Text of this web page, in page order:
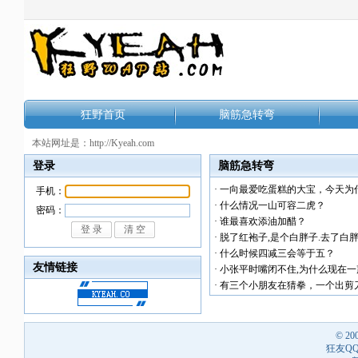
狂野首页 脑筋急转弯
本站网址是：http://Kyeah.com
脑筋急转弯
· 一向最爱吃蛋糕的大宝，今天为
· 什么情况一山可容二虎？
· 谁最喜欢添油加醋？
· 脱了红袍子,是个白胖子.去了白
· 什么时候四减三会等于五？
· 小张平时嘴闭不住,为什么现在
· 有三个小朋友在猜拳，一个出
登录
手机：
密码：
友情链接
©
狂友